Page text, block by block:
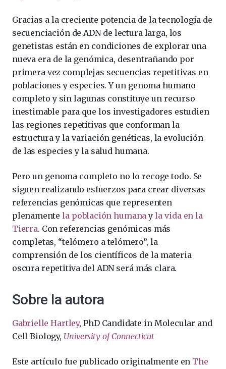
Gracias a la creciente potencia de la tecnología de
secuenciación de ADN de lectura larga, los
genetistas están en condiciones de explorar una
nueva era de la genómica, desentrañando por
primera vez complejas secuencias repetitivas en
poblaciones y especies. Y un genoma humano
completo y sin lagunas constituye un recurso
inestimable para que los investigadores estudien
las regiones repetitivas que conforman la
estructura y la variación genéticas, la evolución
de las especies y la salud humana.
Pero un genoma completo no lo recoge todo. Se
siguen realizando esfuerzos para crear diversas
referencias genómicas que representen
plenamentela población humana yla vida en la
Tierra. Con referencias genómicas más
completas, “telómero a telómero”, la
comprensión de los científicos de la materia
oscura repetitiva del ADN será más clara.
Sobre la autora
Gabrielle Hartley, PhD Candidate in Molecular and
Cell Biology, University of Connecticut
Este artículo fue publicado originalmente en The